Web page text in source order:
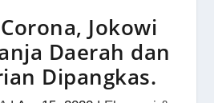
Jokowi
Daerah dan
Dipangkas.